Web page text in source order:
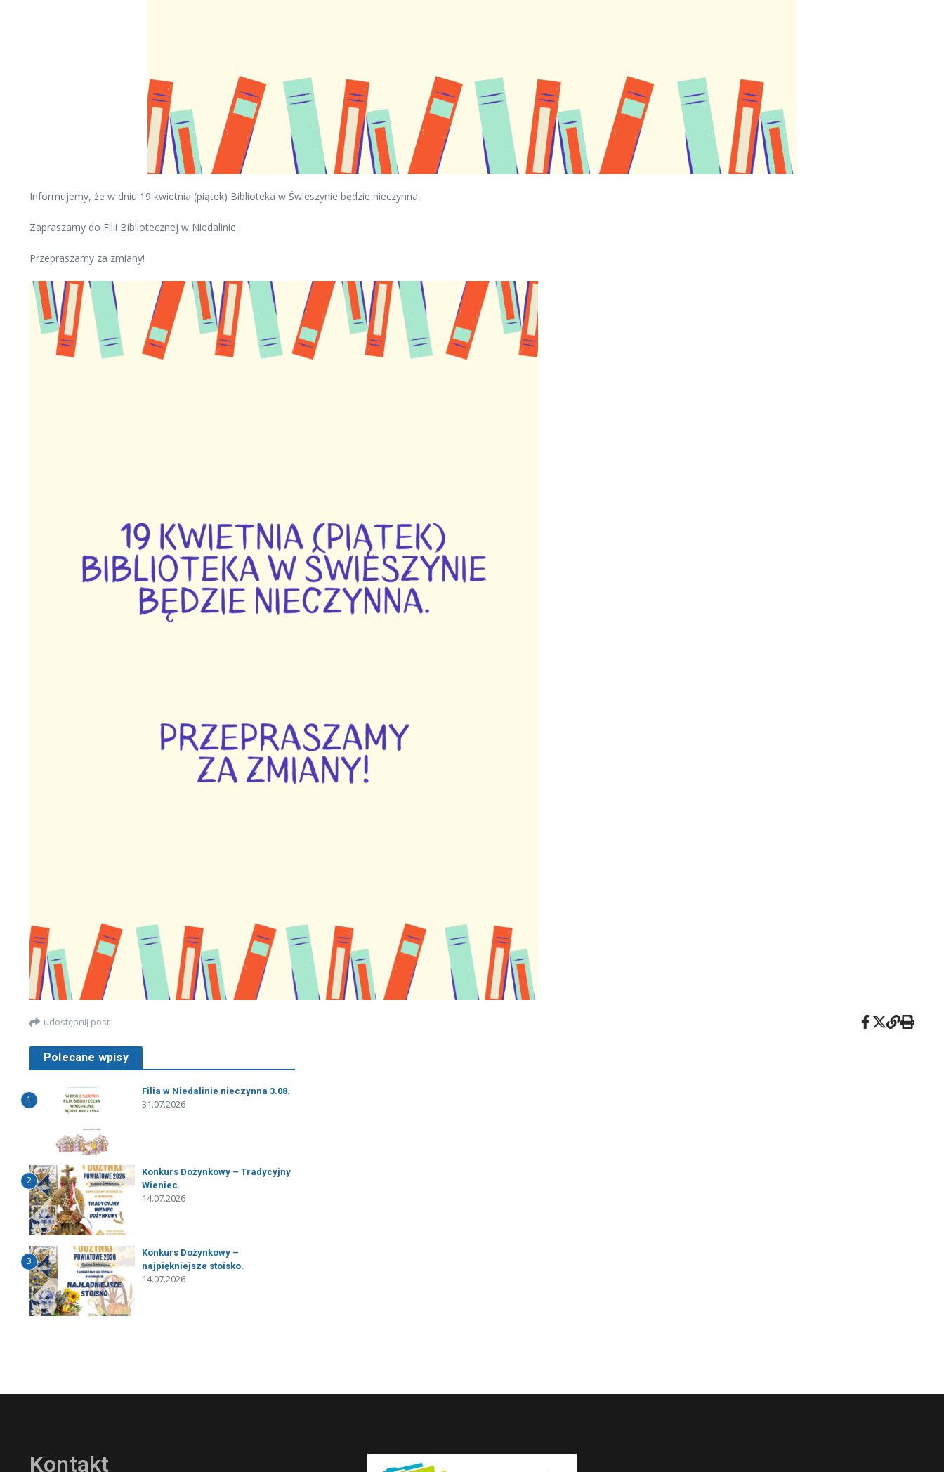
Informujemy, że w dniu 19 kwietnia (piątek) Biblioteka w Świeszynie będzie nieczynna.
Zapraszamy do Filii Bibliotecznej w Niedalinie.
Przepraszamy za zmiany!
udostępnij post
Polecane wpisy
1
Filia w Niedalinie nieczynna 3.08.
31.07.2026
2
Konkurs Dożynkowy – Tradycyjny
Wieniec.
14.07.2026
3
Konkurs Dożynkowy –
najpiękniejsze stoisko.
14.07.2026
Kontakt